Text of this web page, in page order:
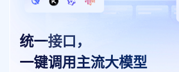
统一接口，
一键调用主流大模型